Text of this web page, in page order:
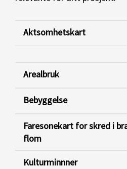
Aktsomhetskart
Arealbruk
Bebyggelse
Faresonekart for skred i
flom
Kulturminnner